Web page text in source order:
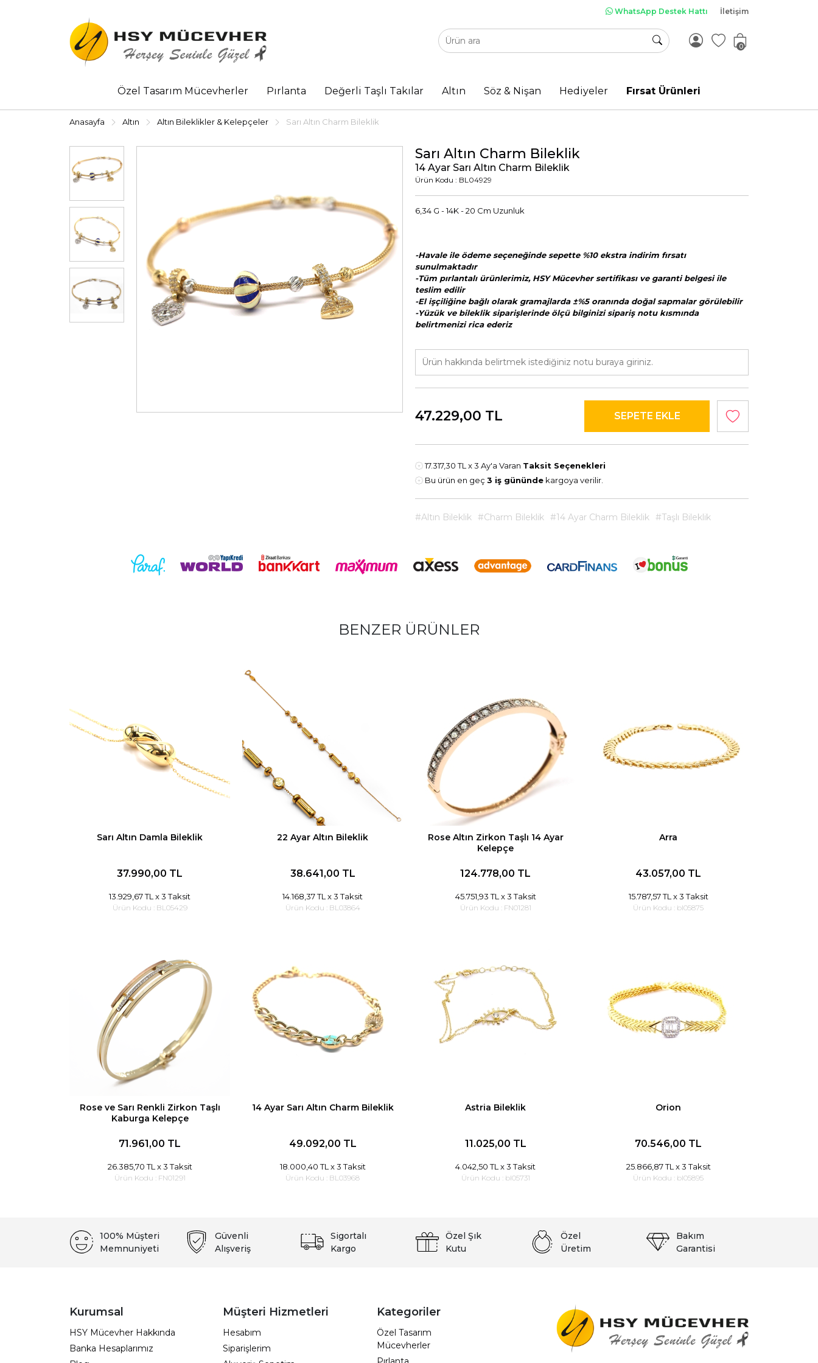
WhatsApp Destek Hattı İletişim
0
Özel Tasarım Mücevherler Pırlanta Değerli Taşlı Takılar Altın Söz & Nişan Hediyeler Fırsat Ürünleri
Anasayfa Altın Altın Bileklikler & Kelepçeler Sarı Altın Charm Bileklik
Sarı Altın Charm Bileklik
14 Ayar Sarı Altın Charm Bileklik
Ürün Kodu : BL04929
6,34 G - 14K - 20 Cm Uzunluk
-Havale ile ödeme seçeneğinde sepette %10 ekstra indirim fırsatı
sunulmaktadır
-Tüm pırlantalı ürünlerimiz, HSY Mücevher sertifikası ve garanti belgesi ile
teslim edilir
-El işçiliğine bağlı olarak gramajlarda ±%5 oranında doğal sapmalar görülebilir
-Yüzük ve bileklik siparişlerinde ölçü bilginizi sipariş notu kısmında
belirtmenizi rica ederiz
47.229,00 TL
17.317,30 TL x 3 Ay'a Varan Taksit Seçenekleri
Bu ürün en geç 3 iş gününde kargoya verilir.
#Altın Bileklik #Charm Bileklik #14 Ayar Charm Bileklik #Taşlı Bileklik
BENZER ÜRÜNLER
Sarı Altın Damla Bileklik
37.990,00 TL
13.929,67 TL x 3 Taksit
Ürün Kodu : BL05429
22 Ayar Altın Bileklik
38.641,00 TL
14.168,37 TL x 3 Taksit
Ürün Kodu : BL03864
Rose Altın Zirkon Taşlı 14 Ayar
Kelepçe
124.778,00 TL
45.751,93 TL x 3 Taksit
Ürün Kodu : FN01281
Arra
43.057,00 TL
15.787,57 TL x 3 Taksit
Ürün Kodu : bl05875
Rose ve Sarı Renkli Zirkon Taşlı
Kaburga Kelepçe
71.961,00 TL
26.385,70 TL x 3 Taksit
Ürün Kodu : FN01291
14 Ayar Sarı Altın Charm Bileklik
49.092,00 TL
18.000,40 TL x 3 Taksit
Ürün Kodu : BL03968
Astria Bileklik
11.025,00 TL
4.042,50 TL x 3 Taksit
Ürün Kodu : bl05731
Orion
70.546,00 TL
25.866,87 TL x 3 Taksit
Ürün Kodu : bl05895
100% Müşteri
Memnuniyeti
Güvenli
Alışveriş
Sigortalı
Kargo
Özel Şık
Kutu
Özel
Üretim
Bakım
Garantisi
Kurumsal
HSY Mücevher Hakkında
Banka Hesaplarımız
Müşteri Hizmetleri
Hesabım
Siparişlerim
Kategoriler
Özel Tasarım
Mücevherler